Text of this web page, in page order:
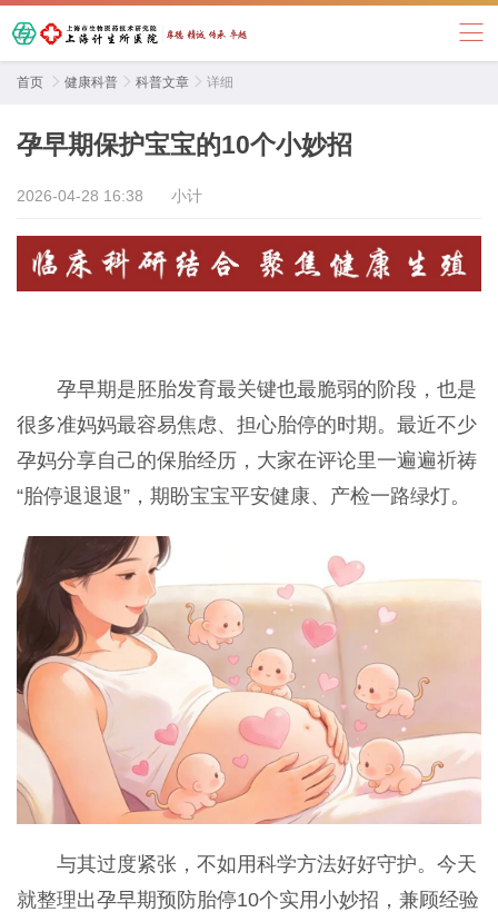
首页  健康科普  科普文章  详细
孕早期保护宝宝的10个小妙招
2026-04-28 16:38 小计
孕早期是胚胎发育最关键也最脆弱的阶段，也是
很多准妈妈最容易焦虑、担心胎停的时期。最近不少
孕妈分享自己的保胎经历，大家在评论里一遍遍祈祷
“胎停退退退”，期盼宝宝平安健康、产检一路绿灯。
与其过度紧张，不如用科学方法好好守护。今天
就整理出孕早期预防胎停10个实用小妙招，兼顾经验